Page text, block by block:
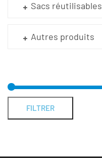
Sacs réutilisables
Autres produits
FILTRER